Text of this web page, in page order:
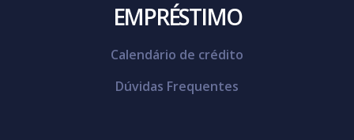
EMPRÉSTIMO
Calendário de crédito
Dúvidas Frequentes